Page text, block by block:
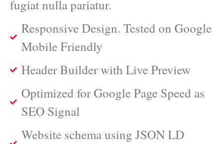
fugiat nulla pariatur.
Responsive Design. Tested on Google
Mobile Friendly
Header Builder with Live Preview
Optimized for Google Page Speed as
SEO Signal
Website schema using JSON LD